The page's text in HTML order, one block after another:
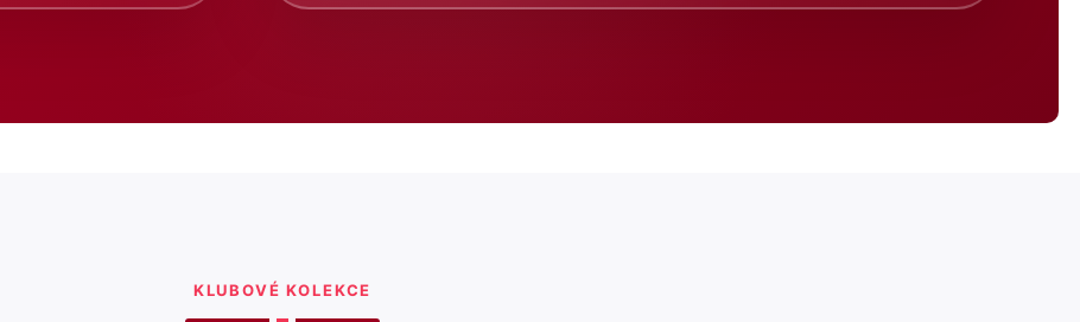
KLUBOVÉ KOLEKCE